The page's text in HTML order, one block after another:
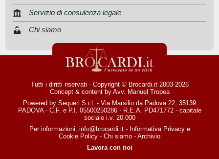
Servizio di consulenza legale
Chi siamo
Tutti i diritti riservati - Copyright © Brocardi.it 2003-2026
Concept & content by Avv. Manuel Tropea
Powered by Sequeri S.r.l. - Via Marsilio da Padova 22, 35139
PADOVA - C.F. e P.I. 05500250286 - R.E.A. PD471772 - capitale
sociale i.v. 20.000
Per informazioni: info@brocardi.it- Informativa Privacye
Cookie Policy - Chi siamo - Archivio
Lavora con noi